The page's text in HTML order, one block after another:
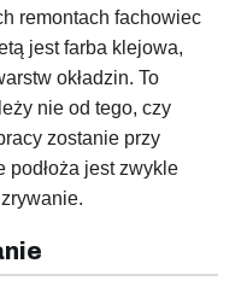
remontach fachowiec
jest farba klejowa,
okładzin. To
nie od tego, czy
zostanie przy
podłoża jest zwykle